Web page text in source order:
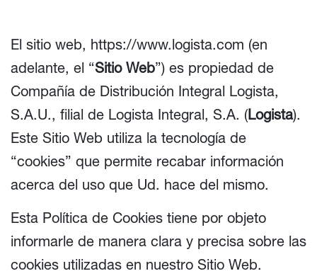
El sitio web, https://www.logista.com (en
adelante, el “Sitio Web”) es propiedad de
Compañía de Distribución Integral Logista,
S.A.U., filial de Logista Integral, S.A. (Logista).
Este Sitio Web utiliza la tecnología de
“cookies” que permite recabar información
acerca del uso que Ud. hace del mismo.
Esta Política de Cookies tiene por objeto
informarle de manera clara y precisa sobre las
cookies utilizadas en nuestro Sitio Web.